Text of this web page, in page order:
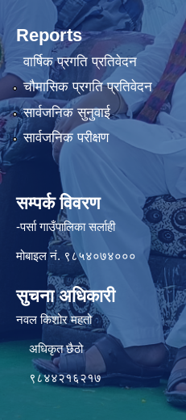
Reports
वार्षिक प्रगति प्रतिवेदन
चौमासिक प्रगति प्रतिवेदन
सार्वजनिक सुनुवाई
सार्वजनिक परीक्षण
सम्पर्क विवरण
-पर्सा गाउँपालिका सर्लाही
मोबाइल नं. ९८५४०७४०००
सुचना अधिकारी
नवल किशोर महतो
अधिकृत छैठो
९८४४२१६२१७